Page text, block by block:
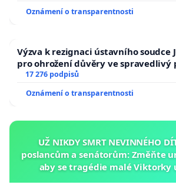
republiky
Oznámení o transparentnosti
Výzva k rezignaci ústavního soudce
pro ohrožení důvěry ve spravedlivý
17 276 podpisů
Oznámení o transparentnosti
UŽ NIKDY SMRT NEVINNÉHO
poslancům a senátorům: Změňte
aby se tragédie malé Viktorky